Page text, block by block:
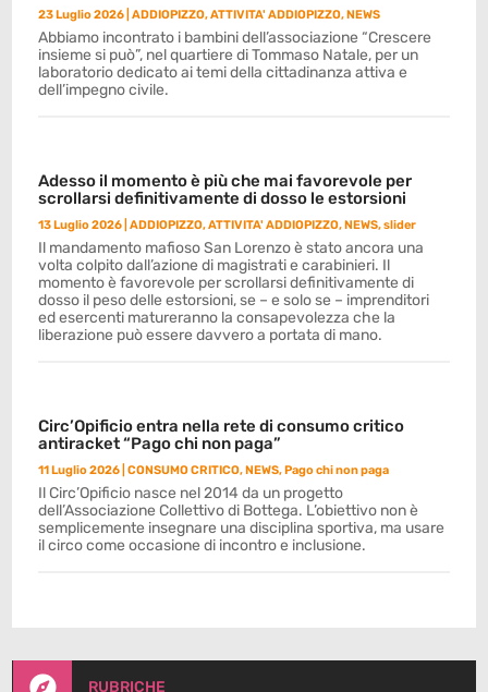
23 Luglio 2026 |ADDIOPIZZO,ATTIVITA' ADDIOPIZZO, NEWS
Abbiamo incontrato i bambini dell’associazione “Crescere
insieme si può”, nel quartiere di Tommaso Natale, per un
laboratorio dedicato ai temi della cittadinanza attiva e
dell’impegno civile.
Adesso il momento è più che mai favorevole per
scrollarsi definitivamente di dosso le estorsioni
13 Luglio 2026 |ADDIOPIZZO,ATTIVITA' ADDIOPIZZO, NEWS,slider
Il mandamento mafioso San Lorenzo è stato ancora una
volta colpito dall’azione di magistrati e carabinieri. Il
momento è favorevole per scrollarsi definitivamente di
dosso il peso delle estorsioni, se – e solo se – imprenditori
ed esercenti matureranno la consapevolezza che la
liberazione può essere davvero a portata di mano.
Circ’Opificio entra nella rete di consumo critico
antiracket “Pago chi non paga”
11 Luglio 2026 |CONSUMO CRITICO, NEWS, Pago chi non paga
Il Circ’Opificio nasce nel 2014 da un progetto
dell’Associazione Collettivo di Bottega. L’obiettivo non è
semplicemente insegnare una disciplina sportiva, ma usare
il circo come occasione di incontro e inclusione.
RUBRICHE